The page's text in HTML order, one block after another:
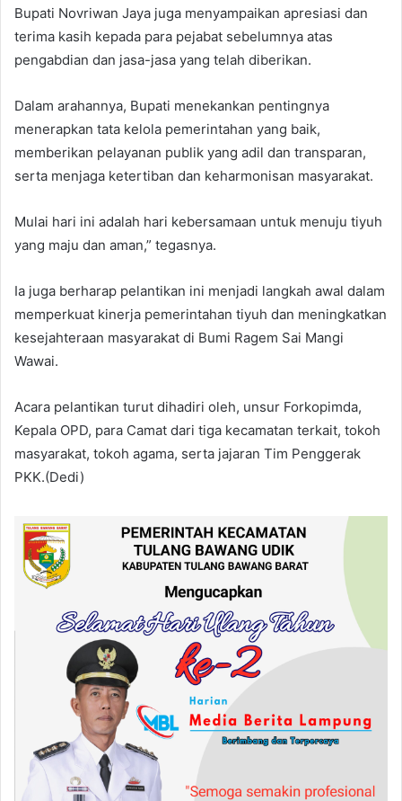
Bupati Novriwan Jaya juga menyampaikan apresiasi dan
terima kasih kepada para pejabat sebelumnya atas
pengabdian dan jasa-jasa yang telah diberikan.
Dalam arahannya, Bupati menekankan pentingnya
menerapkan tata kelola pemerintahan yang baik,
memberikan pelayanan publik yang adil dan transparan,
serta menjaga ketertiban dan keharmonisan masyarakat.
Mulai hari ini adalah hari kebersamaan untuk menuju tiyuh
yang maju dan aman,” tegasnya.
Ia juga berharap pelantikan ini menjadi langkah awal dalam
memperkuat kinerja pemerintahan tiyuh dan meningkatkan
kesejahteraan masyarakat di Bumi Ragem Sai Mangi
Wawai.
Acara pelantikan turut dihadiri oleh, unsur Forkopimda,
Kepala OPD, para Camat dari tiga kecamatan terkait, tokoh
masyarakat, tokoh agama, serta jajaran Tim Penggerak
PKK.(Dedi)